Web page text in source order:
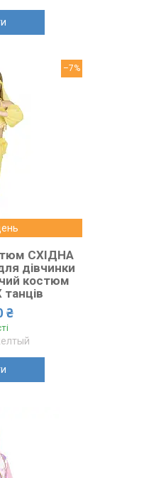
–7%
СХІДНА
дівчинки
костюм
₴